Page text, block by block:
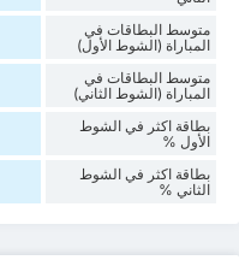
متوسط البطاقات في
المباراة (الشوط الأول)
متوسط البطاقات في
المباراة (الشوط الثاني)
‏بطاقة اكثر في الشوط
الأول %
‏بطاقة اكثر في الشوط
‏الثاني %